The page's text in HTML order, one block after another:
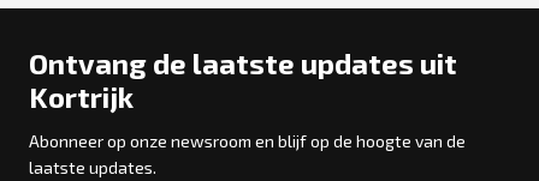
Ontvang de laatste updates uit
Kortrijk
Abonneer op onze newsroom en blijf op de hoogte van de
laatste updates.